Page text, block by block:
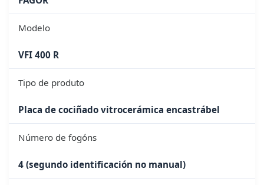
Modelo
VFI 400 R
Tipo de produto
Placa de cociñado vitrocerámica encastrábel
Número de fogóns
4 (segundo identificación no manual)